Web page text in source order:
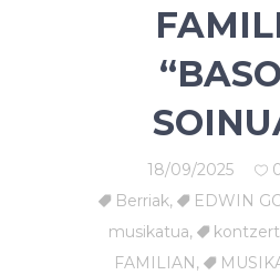
18/09/2025
Berriak, EDWIN
musikatua,
FAMILIAN ,